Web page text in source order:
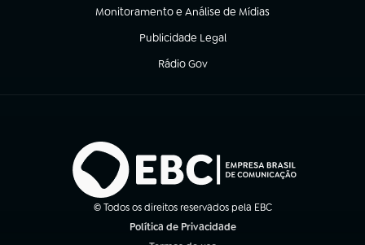
Monitoramento e Análise de Mídias
(abre em nova aba)
Publicidade Legal
(abre em nova aba)
Rádio Gov
(abre em nova aba)
© Todos os direitos reservados pela EBC
Política de Privacidade